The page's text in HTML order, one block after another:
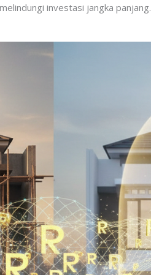
investasi jangka panjang.